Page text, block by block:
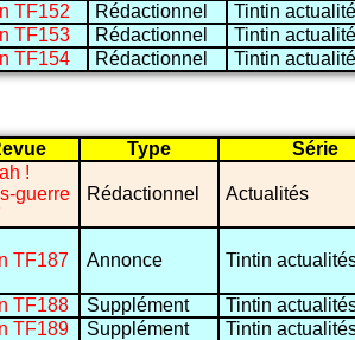
TF152 Rédactionnel
Tintin
TF153 Rédactionnel
Tintin
TF154 Rédactionnel Tintin
Type Série
!
guerre
Rédactionnel Actualités
TF187 Annonce Tintin
TF188 Supplément
Tintin
TF189 Supplément
Tintin